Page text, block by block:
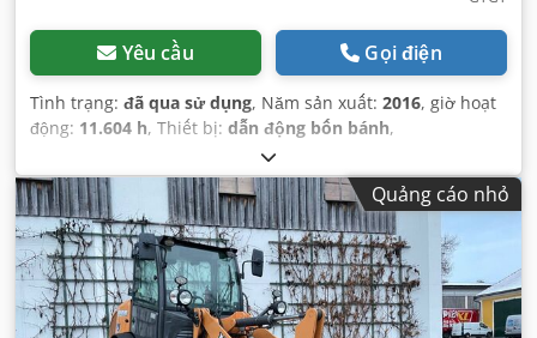
Yêu cầu Gọi điện
Tình trạng: đã qua sử dụng, Năm sản xuất: 2016, giờ hoạt
động: 11.604 h, Thiết bị: dẫn động bốn bánh,
Quảng cáo nhỏ